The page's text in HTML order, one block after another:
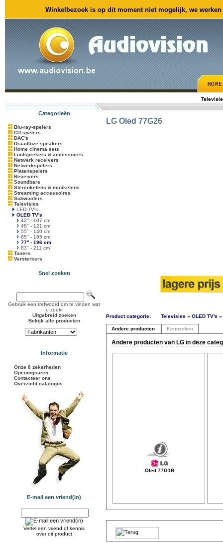
Winkelbezoek is op dit moment niet mogelijk, we
Categorieën
Blu-ray-spelers
CD-spelers
DAC's
Draadloze speakers
Home cinema sets
Luidsprekers & accessoires
Netwerk receivers
Netwerkspelers
Platenspelers
Receivers
Soundbars
Stereoketens & miniketens
Streaming accessoires
Subwoofers
Televisies
LED TV's
OLED TV's
42'' - 107 cm
48'' - 121 cm
55'' - 140 cm
65'' - 165 cm
77'' - 196 cm
83'' - 211 cm
Tuners
Versterkers
Snel zoeken
Gebruik een trefwoord om te vinden wat
u zoekt
Uitgebreid zoeken
Bekijk alle producten
Informatie
Onze 8 zekerheden
Openingsuren
Contacteer ons
Overzicht catalogus
E-mail een vriend(in)
Vertel een vriend of kennis
over dit product
LG Oled 77G26
Product categorie: Televisies » OLED TV's
Andere producten Kenmerken
Andere producten van LG in deze
Oled 77G1R